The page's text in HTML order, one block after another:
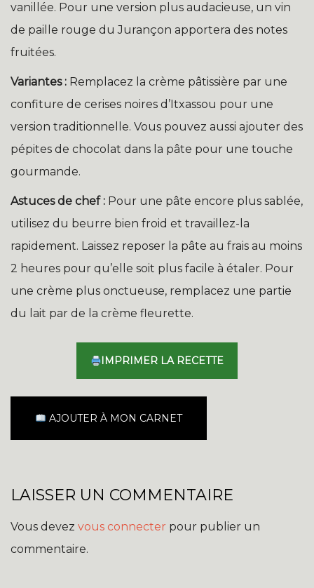
vanillée. Pour une version plus audacieuse, un vin
de paille rouge du Jurançon apportera des notes
fruitées.
Variantes : Remplacez la crème pâtissière par une
confiture de cerises noires d’Itxassou pour une
version traditionnelle. Vous pouvez aussi ajouter des
pépites de chocolat dans la pâte pour une touche
gourmande.
Astuces de chef : Pour une pâte encore plus sablée,
utilisez du beurre bien froid et travaillez-la
rapidement. Laissez reposer la pâte au frais au moins
2 heures pour qu’elle soit plus facile à étaler. Pour
une crème plus onctueuse, remplacez une partie
du lait par de la crème fleurette.
IMPRIMER LA RECETTE
AJOUTER À MON CARNET
LAISSER UN COMMENTAIRE
Vous devez vous connecter pour publier un
commentaire.